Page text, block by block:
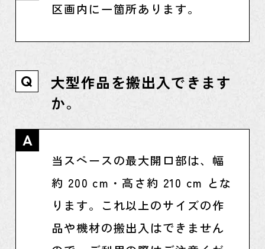
区画内に一箇所あります。
Q
大型作品を搬出入できます
か。
A
当スペースの最大開口部は、幅
約 200 cm・高さ約 210 cm とな
ります。これ以上のサイズの作
品や機材の搬出入はできません